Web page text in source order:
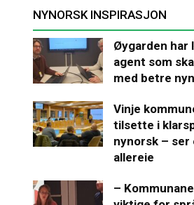
NYNORSK INSPIRASJON
Øygarden har
agent som
med betre
Vinje
tilsette i
nynorsk –
allereie
–